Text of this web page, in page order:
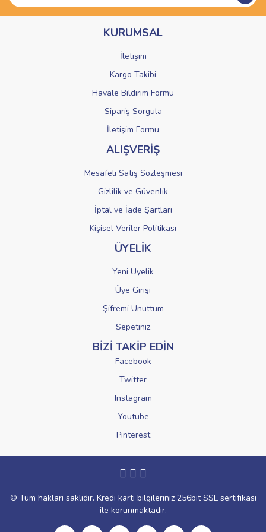
Ürün bilgilerinde hatalar bulunuyor.
Ürün fiyatı diğer sitelerden daha pahalı.
Gönder
KURUMSAL
İletişim
Kargo Takibi
Havale Bildirim Formu
Sipariş Sorgula
İletişim Formu
ALIŞVERİŞ
Mesafeli Satış Sözleşmesi
Gizlilik ve Güvenlik
İptal ve İade Şartları
Kişisel Veriler Politikası
ÜYELİK
Yeni Üyelik
Üye Girişi
Şifremi Unuttum
Sepetiniz
BİZİ TAKİP EDİN
Facebook
Twitter
Instagram
Youtube
Pinterest
© Tüm hakları saklıdır. Kredi kartı bilgileriniz 256bit SSL sertifikası
ile korunmaktadır.